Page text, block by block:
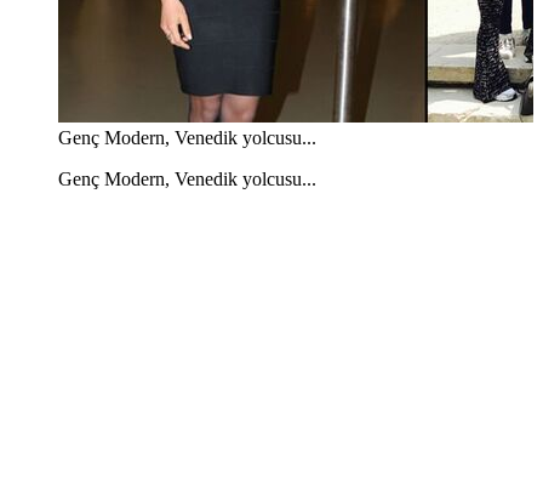
Genç Modern, Venedik yolcusu...
Genç Modern, Venedik yolcusu...